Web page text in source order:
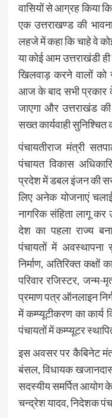
वासियों से आग्रह किया
एक उत्तराखण्ड की
लहजे में कहा कि चाहे वे
या कोई आम उत्तराखंडी
खिलवाड़ करने वालों को
आज के बाद सभी प्रकार
जाएगा और उत्तराखंड
सख्त कार्यवाही सुनिश्चित
पंचायतीराज मंत्री
पंचायत विकास
प्रदेश में डबल इंजन की
लिए अनेक योजनाएं
नागरिक संहिता लागू
देश का पहला राज्य बना
पंचायतों में
निर्माण, अतिरिक्त कक्षों
परिवार रजिस्टर, जन्म-
प्रमाण पत्र ऑनलाइन
में कम्प्यूटीकरण का कार्य
पंचायतों में कम्प्यूटर
इस अवसर पर कैबिनेट
बंसल, विधायक
सदस्यीय समर्पित आयोग के
चन्द्रेश यादव, निदेशक